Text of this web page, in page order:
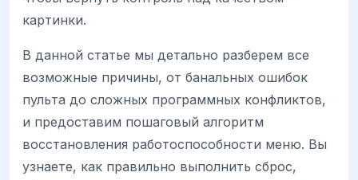
картинки.
В данной статье мы детально разберем все
возможные причины, от банальных ошибок
пульта до сложных программных конфликтов,
и предоставим пошаговый алгоритм
восстановления работоспособности меню. Вы
узнаете, как правильно выполнить сброс,